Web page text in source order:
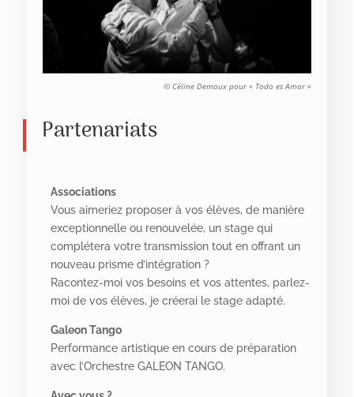
© Céline Demoux pour « Todo es Amor »
Partenariats
Associations
Vous aimeriez proposer à vos élèves, de manière
exceptionnelle ou renouvelée, un stage qui
complétera votre transmission tout en offrant un
nouveau prisme d’intégration ?
Racontez-moi vos besoins et vos attentes, parlez-
moi de vos élèves, je créerai le stage adapté.
Galeon Tango
Performance artistique en cours de préparation
avec l’Orchestre GALEON TANGO.